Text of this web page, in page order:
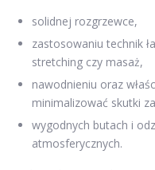
solidnej rozgrzewce,
zastosowaniu technik
stretching czy masaż,
nawodnieniu oraz
minimalizować skutki
wygodnych butach i
atmosferycznych.